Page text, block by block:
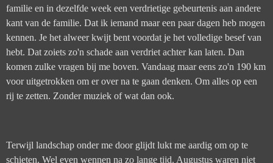
familie en in dezelfde week een verdrietige gebeurtenis aan andere
kant van de familie. Dat ik iemand maar een paar dagen heb mogen
kennen. Je het alweer kwijt bent voordat je het volledige besef van
hebt. Dat zoiets zo'n schade aan verdriet achter kan laten. Dan
komen zulke vragen bij me boven. Vandaag maar eens zo'n 190 km
voor uitgetrokken om er over na te gaan denken. Om alles op een
rij te zetten. Zonder muziek of wat dan ook.
Terwijl landschap onder me door glijdt lukt me aardig om op te
schieten. Wel even wennen na zo lange tijd. Augustus waren niet